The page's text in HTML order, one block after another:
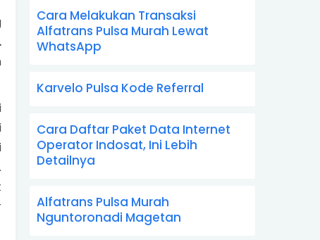
Cara Melakukan Transaksi
Alfatrans Pulsa Murah Lewat
WhatsApp
Karvelo Pulsa Kode Referral
Cara Daftar Paket Data Internet
Operator Indosat, Ini Lebih
Detailnya
Alfatrans Pulsa Murah
Nguntoronadi Magetan